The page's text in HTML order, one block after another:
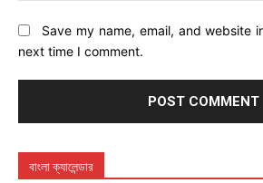
Save my name, email, and website
next time I comment.
বাংলা ক্যালেন্ডার